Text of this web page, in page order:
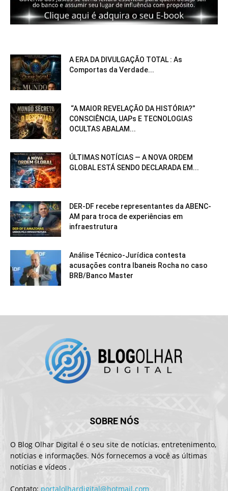
A ERA DA DIVULGAÇÃO TOTAL : As
Comportas da Verdade...
“A MAIOR REVELAÇÃO DA HISTÓRIA?”
CONSCIÊNCIA, UAPs E TECNOLOGIAS
OCULTAS ABALAM...
ÚLTIMAS NOTÍCIAS — A NOVA ORDEM
GLOBAL ESTÁ SENDO DECLARADA EM...
DER-DF recebe representantes da ABENC-
AM para troca de experiências em
infraestrutura
Análise Técnico-Jurídica contesta
acusações contra Ibaneis Rocha no caso
BRB/Banco Master
SOBRE NÓS
O Blog Olhar Digital é o seu site de notícias, entretenimento,
notícias e informações. Nós fornecemos a você as últimas
notícias e vídeos .
Contato: portalolhardigital@hotmail.com